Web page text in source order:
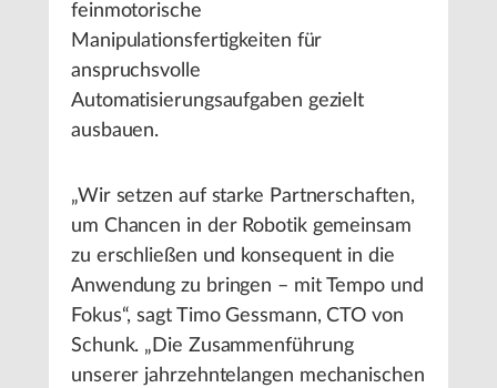
feinmotorische
Manipulationsfertigkeiten für
anspruchsvolle
Automatisierungsaufgaben gezielt
ausbauen.
„Wir setzen auf starke Partnerschaften,
um Chancen in der Robotik gemeinsam
zu erschließen und konsequent in die
Anwendung zu bringen – mit Tempo und
Fokus“, sagt Timo Gessmann, CTO von
Schunk. „Die Zusammenführung
unserer jahrzehntelangen mechanischen